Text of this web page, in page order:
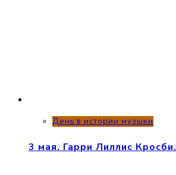
День в истории музыки
3 мая. Гарри Лиллис Кросби.